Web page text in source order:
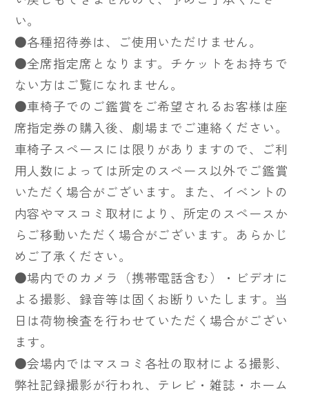
い。
●各種招待券は、ご使用いただけません。
●全席指定席となります。チケットをお持ちで
ない方はご覧になれません。
●車椅子でのご鑑賞をご希望されるお客様は座
席指定券の購入後、劇場までご連絡ください。
車椅子スペースには限りがありますので、ご利
用人数によっては所定のスペース以外でご鑑賞
いただく場合がございます。また、イベントの
内容やマスコミ取材により、所定のスペースか
らご移動いただく場合がございます。あらかじ
めご了承ください。
●場内でのカメラ（携帯電話含む）・ビデオに
よる撮影、録音等は固くお断りいたします。当
日は荷物検査を行わせていただく場合がござい
ます。
●会場内ではマスコミ各社の取材による撮影、
弊社記録撮影が行われ、テレビ・雑誌・ホーム